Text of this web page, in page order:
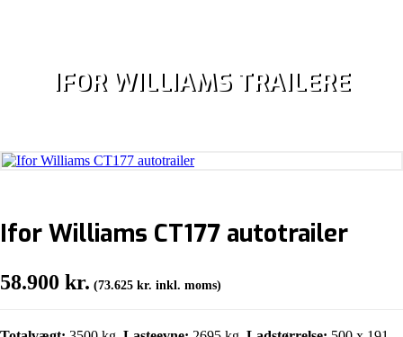
IFOR WILLIAMS TRAILERE
Ifor Williams CT177 autotrailer
58.900 kr. (73.625 kr. inkl. moms)